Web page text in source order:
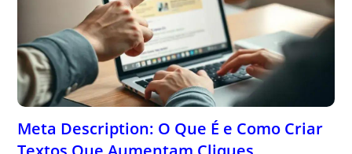
Meta Description: O Que É e Como Criar